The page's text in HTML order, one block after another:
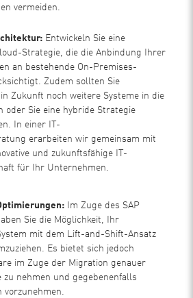
vermeiden.
Entwickeln Sie eine
Strategie, die die Anbindung Ihrer
an bestehende On-Premises-
Zudem sollten Sie
Zukunft noch weitere Systeme in die
oder Sie eine hybride Strategie
In einer IT-
erarbeiten wir gemeinsam mit
und zukunftsfähige IT-
für Ihr Unternehmen.
Im Zuge des SAP
Sie die Möglichkeit, Ihr
mit dem Lift-and-Shift-Ansatz
Es bietet sich jedoch
im Zuge der Migration genauer
zu nehmen und gegebenenfalls
vorzunehmen.